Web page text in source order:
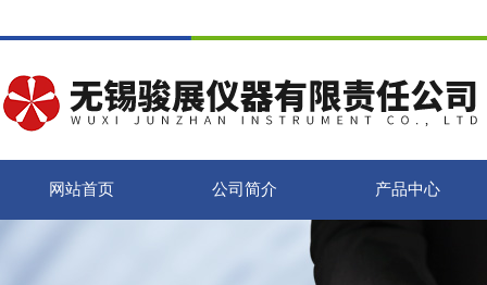
网站首页 公司简介 产品中心